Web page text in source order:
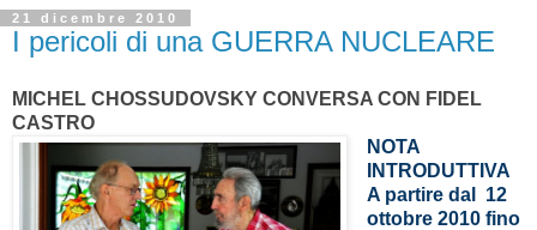
21 dicembre 2010
I pericoli di una GUERRA NUCLEARE
MICHEL CHOSSUDOVS KY CONVERSA CON FIDEL
CASTRO
NOTA
INTRODUTTIVA
A partire dal 12
ottobre 2010 fino